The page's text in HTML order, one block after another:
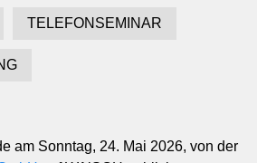
TELEFONSEMINAR
am Sonntag, 24. Mai 2026, von der